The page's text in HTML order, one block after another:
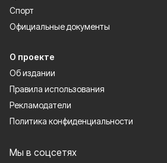
Спорт
Официальные документы
О проекте
Об издании
Правила использования
Рекламодатели
Политика конфиденциальности
Мы в соцсетях